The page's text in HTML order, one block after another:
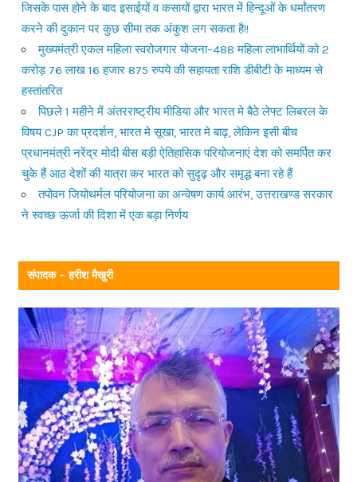
जिसके पास होने के बाद इसाईयों व कसायों द्वारा भारत में हिन्दूओं के धर्मांतरण
करने की दुकान पर कुछ सीमा तक अंकुश लग सकता है!!
मुख्यमंत्री एकल महिला स्वरोजगार योजना–488 महिला लाभार्थियों को 2
करोड़ 76 लाख 16 हजार 875 रुपये की सहायता राशि डीबीटी के माध्यम से
हस्तांतरित
पिछले 1 महीने में अंतरराष्ट्रीय मीडिया और भारत मे बैठे लेफ्ट लिबरल के
विषय CJP का प्रदर्शन, भारत मे सूखा, भारत मे बाढ़, लेकिन इसी बीच
प्रधानमंत्री नरेंद्र मोदी बीस बड़ी ऐतिहासिक परियोजनाएं देश को समर्पित कर
चुके हैं आठ देशों की यात्रा कर भारत को सुदृढ़ और समृद्ध बना रहे हैं
तपोवन जियोथर्मल परियोजना का अन्वेषण कार्य आरंभ, उत्तराखण्ड सरकार
ने स्वच्छ ऊर्जा की दिशा में एक बड़ा निर्णय
संपादक – हरीश मैखुरी